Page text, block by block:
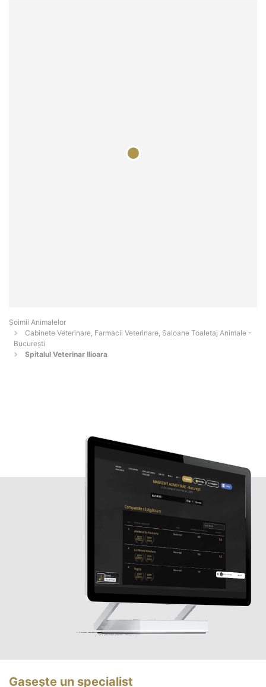
Şoimii Animalelor
Cabinete Veterinare, Farmacii Veterinare, Saloane Toaletaj Animale -
Bucureşti
Spitalul Veterinar Ilioara
Gasește un specialist